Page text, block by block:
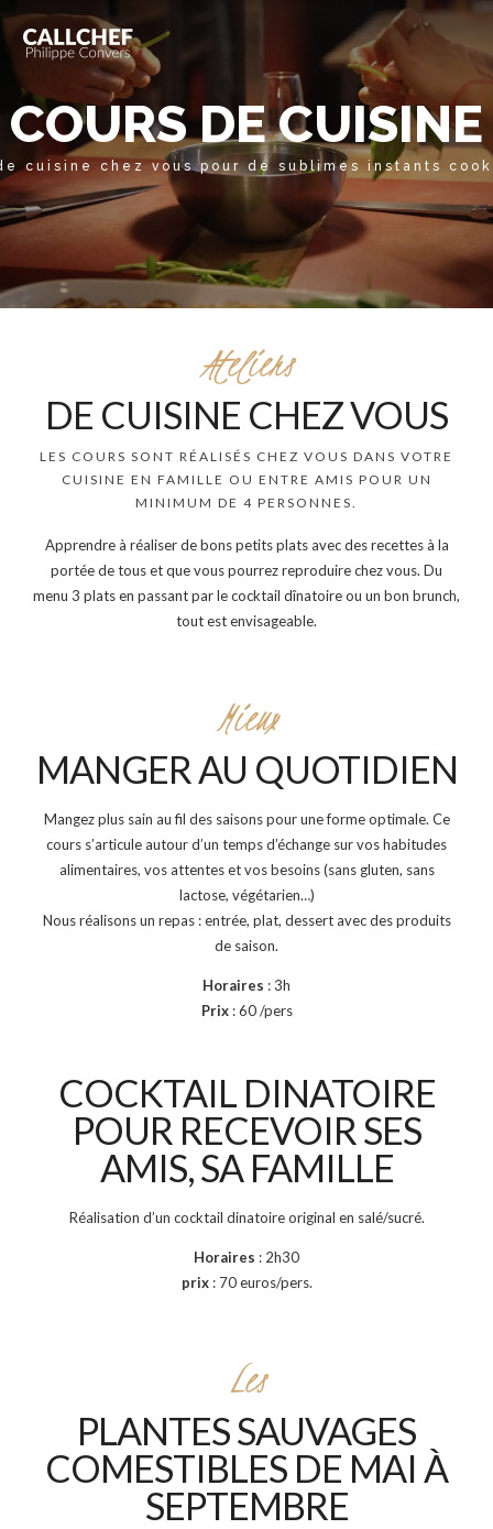
COURS DE CUISINE
cuisine chez vous pour de sublimes instants
Ateliers
DE CUISINE CHEZ VOUS
LES COURS SONT RÉALISÉS CHEZ VOUS DANS VOTRE
CUISINE EN FAMILLE OU ENTRE AMIS POUR UN
MINIMUM DE 4 PERSONNES.
Apprendre à réaliser de bons petits plats avec des recettes à la
portée de tous et que vous pourrez reproduire chez vous. Du
menu 3 plats en passant par le cocktail dînatoire ou un bon brunch,
tout est envisageable.
Mieux
MANGER AU QUOTIDIEN
Mangez plus sain au fil des saisons pour une forme optimale. Ce
cours s’articule autour d’un temps d’échange sur vos habitudes
alimentaires, vos attentes et vos besoins (sans gluten, sans
lactose, végétarien…)
Nous réalisons un repas : entrée, plat, dessert avec des produits
de saison.
Horaires : 3h
Prix: 60 /pers
COCKTAIL DINATOIRE
POUR RECEVOIR SES
AMIS, SA FAMILLE
Réalisation d’un cocktail dinatoire original en salé/sucré.
Horaires : 2h30
prix: 70 euros/pers.
Les
PLANTES SAUVAGES
COMESTIBLES DE MAI À
SEPTEMBRE